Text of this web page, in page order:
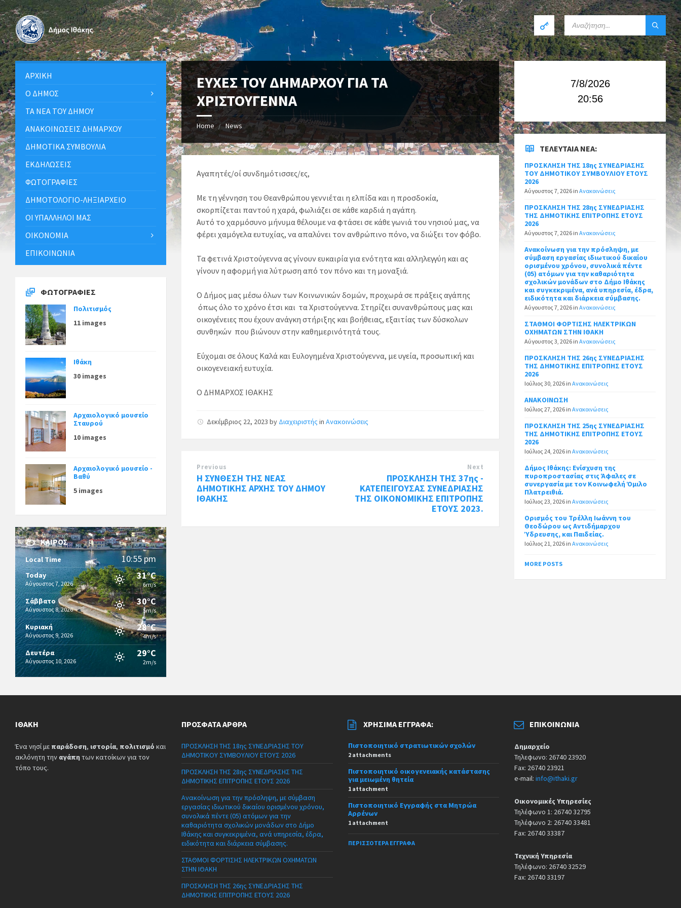
ΕΥΧΕΣ ΤΟΥ ΔΗΜΑΡΧΟΥ ΓΙΑ ΤΑ
ΧΡΙΣΤΟΥΓΕΝΝΑ
Home News
Αγαπητές/οί συνδημότισσες/ες,
Με τη γέννηση του Θεανθρώπου γεννιέται η ελπίδα και η προσδοκία,
σκορπίζεται παντού η χαρά, φωλιάζει σε κάθε καρδιά η αγάπη.
Αυτό το χαρμόσυνο μήνυμα θέλουμε να φτάσει σε κάθε γωνιά του νησιού μας, να
φέρει χαμόγελα ευτυχίας, να απαλύνει τον ανθρώπινο πόνο, να διώξει τον φόβο.
Τα φετινά Χριστούγεννα ας γίνουν ευκαιρία για ενότητα και αλληλεγγύη και ας
γίνουν η αφορμή για λύτρωση από τον πόνο και τη μοναξιά.
Ο Δήμος μας μέσω όλων των Κοινωνικών δομών, προχωρά σε πράξεις αγάπης
όπως όλο το χρόνο έτσι και τα Χριστούγεννα. Στηρίζει συνανθρώπους μας και
οικογένειες που έχουν ανάγκη στήριξης και βοήθειας, εξαιτίας των δύσκολων
συνθηκών που βιώνουν στην καθημερινότητά τους.
Εύχομαι σε όλους Καλά και Ευλογημένα Χριστούγεννα, με υγεία, προσωπική και
οικογενειακή ευτυχία.
Ο ΔΗΜΑΡΧΟΣ ΙΘΑΚΗΣ
Δεκέμβριος 22, 2023by Διαχειριστής inΑνακοινώσεις
Previous
Η ΣΥΝΘΕΣΗ ΤΗΣ ΝΕΑΣ
ΔΗΜΟΤΙΚΗΣ ΑΡΧΗΣ ΤΟΥ ΔΗΜΟΥ
ΙΘΑΚΗΣ
Next
ΠΡΟΣΚΛΗΣΗ ΤΗΣ 37ης -
ΚΑΤΕΠΕΙΓΟΥΣΑΣ ΣΥΝΕΔΡΙΑΣΗΣ
ΤΗΣ ΟΙΚΟΝΟΜΙΚΗΣ ΕΠΙΤΡΟΠΗΣ
ΕΤΟΥΣ 2023.
ΑΡΧΙΚΉ
Ο ΔΉΜΟΣ
ΤΑ ΝΈΑ ΤΟΥ ΔΉΜΟΥ
ΑΝΑΚΟΙΝΩΣΕΙΣ ΔΗΜΑΡΧΟΥ
ΔΗΜΟΤΙΚΆ ΣΥΜΒΟΎΛΙΑ
ΕΚΔΗΛΏΣΕΙΣ
ΦΩΤΟΓΡΑΦΊΕΣ
ΔΗΜΟΤΟΛΌΓΙΟ-ΛΗΞΙΑΡΧΕΊΟ
ΟΙ ΥΠΆΛΛΗΛΟΙ ΜΑΣ
ΟΙΚΟΝΟΜΊΑ
ΕΠΙΚΟΙΝΩΝΊΑ
ΦΩΤΟΓΡΑΦΊΕΣ
Πολιτισμός
11 images
Ιθάκη
30 images
Αρχαιολογικό μουσείο
Σταυρού
10 images
Αρχαιολογικό μουσείο -
Βαθύ
5 images
ΚΑΙΡΌΣ
Local Time 10:55 pm
Today
Αύγουστος 7, 2026
31°C
6m/s
Σάββατο
Αύγουστος 8, 2026
30°C
5m/s
Κυριακή
Αύγουστος 9, 2026
28°C
4m/s
Δευτέρα
Αύγουστος 10, 2026
29°C
2m/s
7/8/2026
20:56
ΤΕΛΕΥΤΑΊΑ ΝΈΑ:
ΠΡΟΣΚΛΗΣΗ ΤΗΣ 18ης ΣΥΝΕΔΡΙΑΣΗΣ
ΤΟΥ ΔΗΜΟΤΙΚΟΥ ΣΥΜΒΟΥΛΙΟΥ ΕΤΟΥΣ
2026
Αύγουστος 7, 2026 inΑνακοινώσεις
ΠΡΟΣΚΛΗΣΗ ΤΗΣ 28ης ΣΥΝΕΔΡΙΑΣΗΣ
ΤΗΣ ΔΗΜΟΤΙΚΗΣ ΕΠΙΤΡΟΠΗΣ ΕΤΟΥΣ
2026
Αύγουστος 7, 2026 inΑνακοινώσεις
Ανακοίνωση για την πρόσληψη, με
σύμβαση εργασίας ιδιωτικού δικαίου
ορισμένου χρόνου, συνολικά πέντε
(05) ατόμων για την καθαριότητα
σχολικών μονάδων στο Δήμο Ιθάκης
και συγκεκριμένα, ανά υπηρεσία, έδρα,
ειδικότητα και διάρκεια σύμβασης.
Αύγουστος 7, 2026 inΑνακοινώσεις
ΣΤΑΘΜΟΙ ΦΟΡΤΙΣΗΣ ΗΛΕΚΤΡΙΚΩΝ
ΟΧΗΜΑΤΩΝ ΣΤΗΝ ΙΘΑΚΗ
Αύγουστος 3, 2026 inΑνακοινώσεις
ΠΡΟΣΚΛΗΣΗ ΤΗΣ 26ης ΣΥΝΕΔΡΙΑΣΗΣ
ΤΗΣ ΔΗΜΟΤΙΚΗΣ ΕΠΙΤΡΟΠΗΣ ΕΤΟΥΣ
2026
Ιούλιος 30, 2026 inΑνακοινώσεις
ΑΝΑΚΟΙΝΩΣΗ
Ιούλιος 27, 2026 inΑνακοινώσεις
ΠΡΟΣΚΛΗΣΗ ΤΗΣ 25ης ΣΥΝΕΔΡΙΑΣΗΣ
ΤΗΣ ΔΗΜΟΤΙΚΗΣ ΕΠΙΤΡΟΠΗΣ ΕΤΟΥΣ
2026
Ιούλιος 24, 2026 inΑνακοινώσεις
Δήμος Ιθάκης: Ενίσχυση της
πυροπροστασίας στις Άφαλες σε
συνεργασία με τον Κοινωφελή Όμιλο
Πλατρειθιά.
Ιούλιος 23, 2026 inΑνακοινώσεις
Ορισμός του Τρέλλη Ιωάννη του
Θεοδώρου ως Αντιδήμαρχου
Ύδρευσης, και Παιδείας.
Ιούλιος 21, 2026 inΑνακοινώσεις
MORE POSTS
ΙΘΆΚΗ
Ένα νησί με παράδοση, ιστορία, πολιτισμό και
ακλόνητη την αγάπη των κατοίκων για τον
τόπο τους.
ΠΡΌΣΦΑΤΑ ΆΡΘΡΑ
ΠΡΟΣΚΛΗΣΗ ΤΗΣ 18ης ΣΥΝΕΔΡΙΑΣΗΣ ΤΟΥ
ΔΗΜΟΤΙΚΟΥ ΣΥΜΒΟΥΛΙΟΥ ΕΤΟΥΣ 2026
ΠΡΟΣΚΛΗΣΗ ΤΗΣ 28ης ΣΥΝΕΔΡΙΑΣΗΣ ΤΗΣ
ΔΗΜΟΤΙΚΗΣ ΕΠΙΤΡΟΠΗΣ ΕΤΟΥΣ 2026
Ανακοίνωση για την πρόσληψη, με σύμβαση
εργασίας ιδιωτικού δικαίου ορισμένου χρόνου,
συνολικά πέντε (05) ατόμων για την
καθαριότητα σχολικών μονάδων στο Δήμο
Ιθάκης και συγκεκριμένα, ανά υπηρεσία, έδρα,
ειδικότητα και διάρκεια σύμβασης.
ΣΤΑΘΜΟΙ ΦΟΡΤΙΣΗΣ ΗΛΕΚΤΡΙΚΩΝ ΟΧΗΜΑΤΩΝ
ΣΤΗΝ ΙΘΑΚΗ
ΠΡΟΣΚΛΗΣΗ ΤΗΣ 26ης ΣΥΝΕΔΡΙΑΣΗΣ ΤΗΣ
ΔΗΜΟΤΙΚΗΣ ΕΠΙΤΡΟΠΗΣ ΕΤΟΥΣ 2026
ΧΡΉΣΙΜΑ ΈΓΓΡΑΦΑ:
Πιστοποιητικό στρατιωτικών σχολών
2 attachments
Πιστοποιητικό οικογενειακής κατάστασης
για μειωμένη θητεία
1 attachment
Πιστοποιητικό Εγγραφής στα Μητρώα
Αρρένων
1 attachment
ΠΕΡΙΣΣΌΤΕΡΑ ΈΓΓΡΑΦΑ
ΕΠΙΚΟΙΝΩΝΊΑ
Δημαρχείο
Τηλεφωνο: 26740 23920
Fax: 26740 23921
e-mail:info@ithaki.gr
Οικονομικές Υπηρεσίες
Τηλέφωνο 1: 26740 32795
Τηλέφωνο 2: 26740 33481
Fax: 26740 33387
Τεχνική Υπηρεσία
Τηλέφωνο: 26740 32529
Fax: 26740 33197